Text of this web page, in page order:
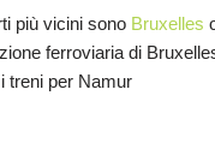
più vicini sono Bruxelles
ferroviaria di
treni per Namur